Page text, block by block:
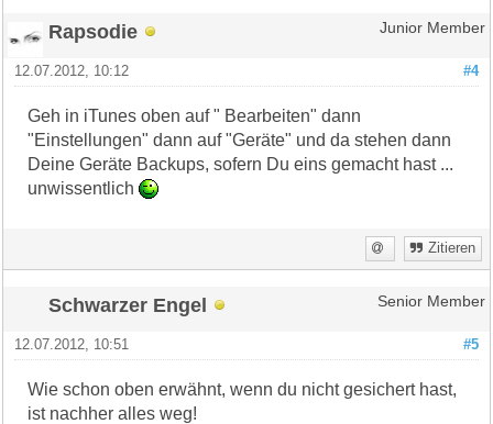
Rapsodie Junior Member
#4
12.07.2012, 10:12
Geh in iTunes oben auf " Bearbeiten" dann
"Einstellungen" dann auf "Geräte" und da stehen dann
Deine Geräte Backups, sofern Du eins gemacht hast ...
unwissentlich
Zitieren
Schwarzer Engel Senior Member
#5
12.07.2012, 10:51
Wie schon oben erwähnt, wenn du nicht gesichert hast,
ist nachher alles weg!